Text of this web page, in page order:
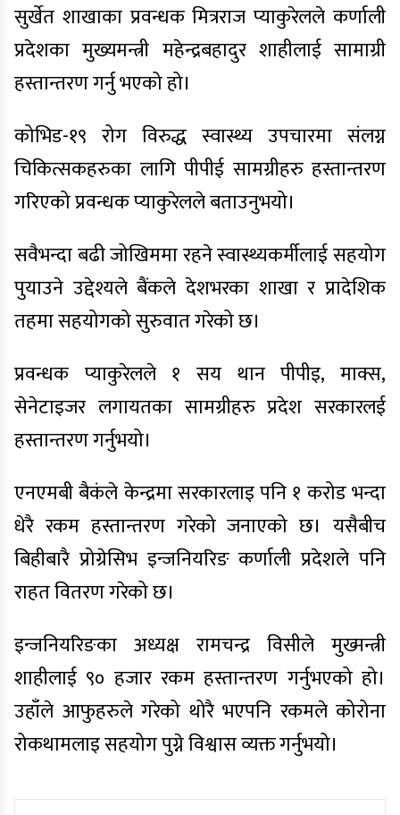
सुर्खेत शाखाका प्रवन्धक मित्रराज प्याकुरेलले कर्णाली
प्रदेशका मुख्यमन्त्री महेन्द्रबहादुर शाहीलाई सामाग्री
हस्तान्तरण गर्नु भएको हो।
कोभिड-१९ रोग विरुद्ध स्वास्थ्य उपचारमा संलग्न
चिकित्सकहरुका लागि पीपीई सामग्रीहरु हस्तान्तरण
गरिएको प्रवन्धक प्याकुरेलले बताउनुभयो।
सवैभन्दा बढी जोखिममा रहने स्वास्थ्यकर्मीलाई सहयोग
पुयाउने उद्देश्यले बैंकले देशभरका शाखा र प्रादेशिक
तहमा सहयोगको सुरुवात गरेको छ।
प्रवन्धक प्याकुरेलले १ सय थान पीपीइ, माक्स,
सेनेटाइजर लगायतका सामग्रीहरु प्रदेश सरकारलई
हस्तान्तरण गर्नुभयो।
एनएमबी बैकंले केन्द्रमा सरकारलाइ पनि १ करोड भन्दा
धेरै रकम हस्तान्तरण गरेको जनाएको छ। यसैबीच
बिहीबारै प्रोग्रेसिभ इन्जनियरिङ कर्णाली प्रदेशले पनि
राहत वितरण गरेको छ।
इन्जनियरिङका अध्यक्ष रामचन्द्र विसीले मुख्मन्त्री
शाहीलाई ९० हजार रकम हस्तान्तरण गर्नुभएको हो।
उहाँले आफुहरुले गरेको थोरै भएपनि रकमले कोरोना
रोकथामलाइ सहयोग पुग्ने विश्वास व्यक्त गर्नुभयो।